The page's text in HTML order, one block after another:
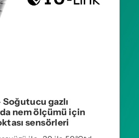
Soğutucu gazlı
nem ölçümü için
sensörleri